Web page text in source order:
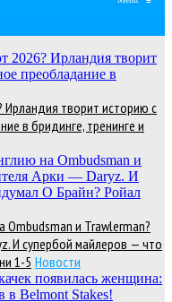
Ирландия творит историю с
в бридинге, тренинге и
и Trawlerman?
И супербой майлеров — что
1-5 Новости